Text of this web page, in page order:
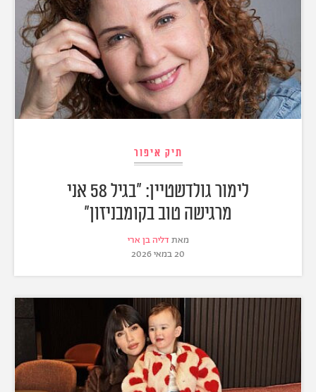
תיק איפור
לימור גולדשטיין: "בגיל 58 אני
מרגישה טוב בקומבניזון"
מאת דליה בן ארי
20 במאי 2026